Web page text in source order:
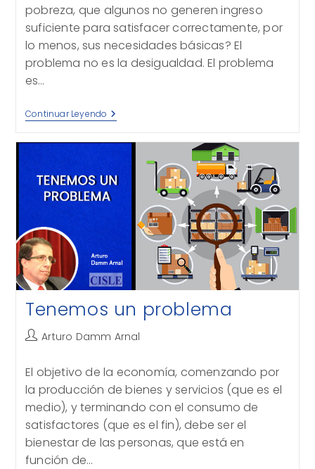
pobreza, que algunos no generen ingreso
suficiente para satisfacer correctamente, por
lo menos, sus necesidades básicas? El
problema no es la desigualdad. El problema
es…
Continuar Leyendo Desigualdad,
¿problema?
Tenemos un problema
Autor
la
entrada:
Arturo Damm Arnal
El objetivo de la economía, comenzando por
la producción de bienes y servicios (que es el
medio), y terminando con el consumo de
satisfactores (que es el fin), debe ser el
bienestar de las personas, que está en
función de…